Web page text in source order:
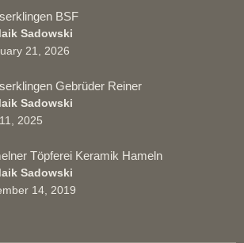
BSF
Sadowski
21, 2026
Gebrüder Reiner
Sadowski
2025
Töpferei Keramik Hameln
Sadowski
14, 2019